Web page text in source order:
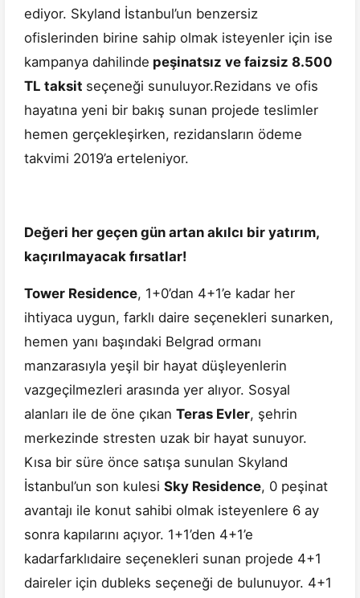
ediyor. Skyland İstanbul’un benzersiz
ofislerinden birine sahip olmak isteyenler için ise
kampanya dahilinde peşinatsız ve faizsiz 8.500
TL taksit seçeneği sunuluyor.Rezidans ve ofis
hayatına yeni bir bakış sunan projede teslimler
hemen gerçekleşirken, rezidansların ödeme
takvimi 2019’a erteleniyor.
Değeri her geçen gün artan akılcı bir yatırım,
kaçırılmayacak fırsatlar!
Tower Residence, 1+0’dan 4+1’e kadar her
ihtiyaca uygun, farklı daire seçenekleri sunarken,
hemen yanı başındaki Belgrad ormanı
manzarasıyla yeşil bir hayat düşleyenlerin
vazgeçilmezleri arasında yer alıyor. Sosyal
alanları ile de öne çıkan Teras Evler, şehrin
merkezinde stresten uzak bir hayat sunuyor.
Kısa bir süre önce satışa sunulan Skyland
İstanbul’un son kulesi Sky Residence, 0 peşinat
avantajı ile konut sahibi olmak isteyenlere 6 ay
sonra kapılarını açıyor. 1+1’den 4+1’e
kadarfarklıdaire seçenekleri sunan projede 4+1
daireler için dubleks seçeneği de bulunuyor. 4+1